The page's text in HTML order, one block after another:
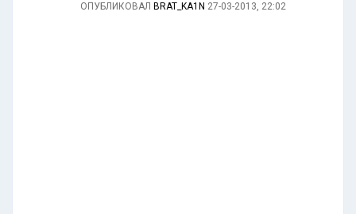
ОПУБЛИКОВАЛ BRAT_KA1N 27-03-2013, 22:02